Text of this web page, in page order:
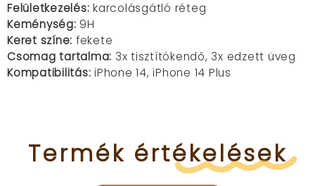
Felületkezelés: karcolásgátló réteg
Keménység: 9H
Keret színe: fekete
Csomag tartalma: 3x tisztítókendő, 3x edzett üveg
Kompatibilitás: iPhone 14, iPhone 14 Plus
Termék értékelések